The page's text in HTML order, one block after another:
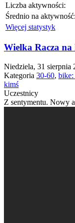
Liczba aktywności:
Średnio na aktywność:
Więcej statystyk
Wielka Racza
Niedziela, 31 sierpnia
Kategoria 30-60,
kimś
Uczestnicy
Z sentymentu. Nowy